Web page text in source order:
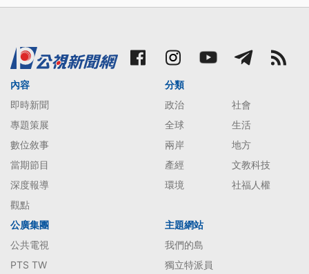
內容
即時新聞
專題策展
數位敘事
當期節目
深度報導
觀點
分類
政治
社會
全球
生活
兩岸
地方
產經
文教科技
環境
社福人權
公廣集團
公共電視
PTS TW
主題網站
我們的島
獨立特派員